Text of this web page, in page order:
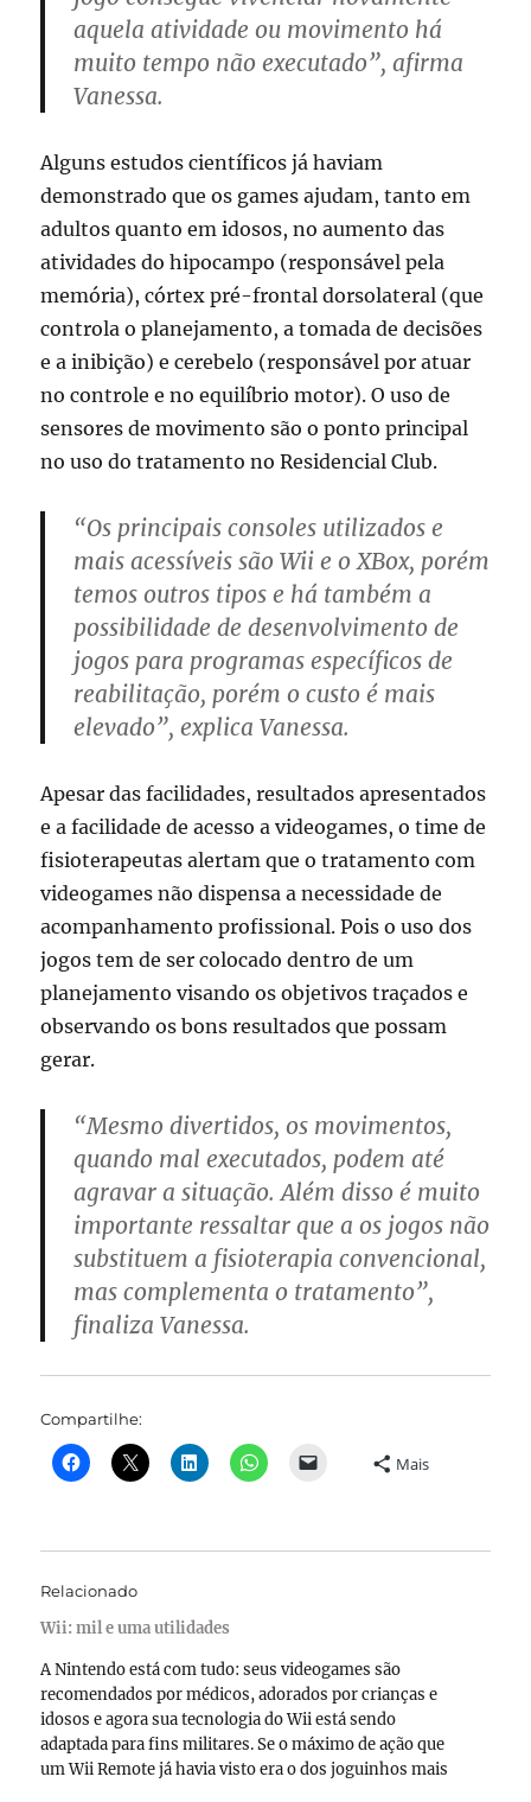
aquela atividade ou movimento há
muito tempo não executado”, afirma
Vanessa.
Alguns estudos científicos já haviam
demonstrado que os games ajudam, tanto em
adultos quanto em idosos, no aumento das
atividades do hipocampo (responsável pela
memória), córtex pré-frontal dorsolateral (que
controla o planejamento, a tomada de decisões
e a inibição) e cerebelo (responsável por atuar
no controle e no equilíbrio motor). O uso de
sensores de movimento são o ponto principal
no uso do tratamento no Residencial Club.
“Os principais consoles utilizados e
mais acessíveis são Wii e o XBox, porém
temos outros tipos e há também a
possibilidade de desenvolvimento de
jogos para programas específicos de
reabilitação, porém o custo é mais
elevado”, explica Vanessa.
Apesar das facilidades, resultados apresentados
e a facilidade de acesso a videogames, o time de
fisioterapeutas alertam que o tratamento com
videogames não dispensa a necessidade de
acompanhamento profissional. Pois o uso dos
jogos tem de ser colocado dentro de um
planejamento visando os objetivos traçados e
observando os bons resultados que possam
gerar.
“Mesmo divertidos, os movimentos,
quando mal executados, podem até
agravar a situação. Além disso é muito
importante ressaltar que a os jogos não
substituem a fisioterapia convencional,
mas complementa o tratamento”,
finaliza Vanessa.
Compartilhe:
Mais
Relacionado
Wii: mil e uma utilidades
A Nintendo está com tudo: seus videogames são
recomendados por médicos, adorados por crianças e
idosos e agora sua tecnologia do Wii está sendo
adaptada para fins militares. Se o máximo de ação que
um Wii Remote já havia visto era o dos joguinhos mais